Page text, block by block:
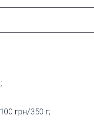
грн/350 г;